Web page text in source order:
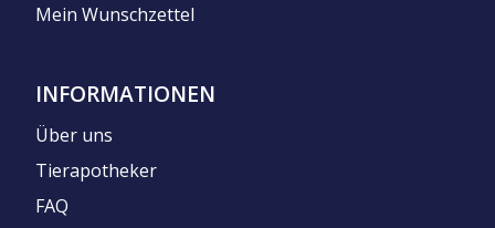
Mein Wunschzettel
INFORMATIONEN
Über uns
Tierapotheker
FAQ